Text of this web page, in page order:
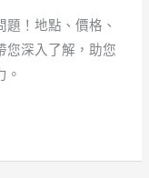
！地點、價格、
您深入了解，助您